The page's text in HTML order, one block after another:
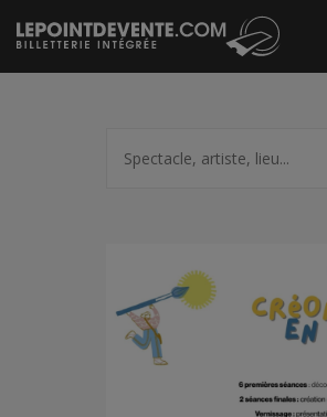
Passer
au
contenu
artiste,
lieu...